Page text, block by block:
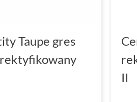
Taupe gres
II